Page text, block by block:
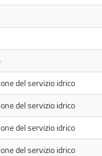
del servizio idrico
del servizio idrico
del servizio idrico
del servizio idrico